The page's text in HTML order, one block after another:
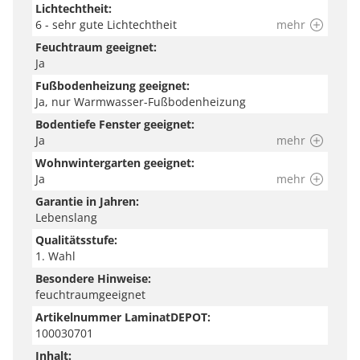
Videobeiträgen, um den perfekten Boden für dein
Zuhause zu finden – sei es Laminat, Vinyl oder Parkett.
Hier erhältst du nützliche Tipps und Hilfestellungen
zu Auswahl, Dämmung, Verlegung, Zubehör, Pflege
und Wohnstilen.
Hinweis
Wir versuchen unsere Produkte so genau wie möglich
deinem Endgerät je nach Einstellung und
Umgebungslicht variieren können.
Lichtechtheit:
6 - sehr gute Lichtechtheit
mehr
Feuchtraum geeignet:
Ja
Fußbodenheizung geeignet:
Ja, nur Warmwasser-Fußbodenheizung
Bodentiefe Fenster geeignet:
Ja
mehr
Wohnwintergarten geeignet:
Ja
mehr
Garantie in Jahren:
Lebenslang
Qualitätsstufe:
1. Wahl
Besondere Hinweise:
feuchtraumgeeignet
Artikelnummer LaminatDEPOT:
100030701
Inhalt: